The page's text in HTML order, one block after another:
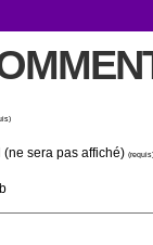
(ne sera pas affiché) (requis)